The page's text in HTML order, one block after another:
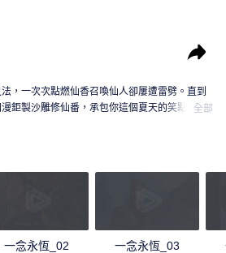
，一次次點燃仙香召喚仙人卻屢遭雷劈。直到
鉅製沙雕修仙番，承包你這個夏天的笑點！全部
一念永恆_02 一念永恆_03